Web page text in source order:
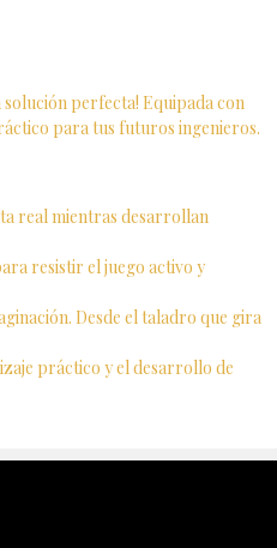
solución perfecta! Equipada con
para tus futuros ingenieros.
real mientras desarrollan
resistir el juego activo y
Desde el taladro que gira
práctico y el desarrollo de